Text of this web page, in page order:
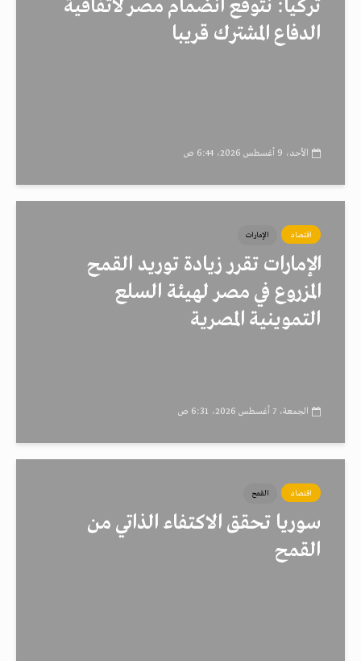
تركيا: نتوقع انضمام مصر لاتفاقية
الدفاع المشترك قريبا
الأحد، 9 أغسطس 2026، 6:44 ص
اقتصاد الإمارات
الإمارات تقرر زيادة توريد القمح
المزروع في مصر لهيئة السلع
التموينية المصرية
الجمعة، 7 أغسطس 2026، 6:31 ص
اقتصاد القمح
سوريا تحقق الاكتفاء الذاتي من
القمح